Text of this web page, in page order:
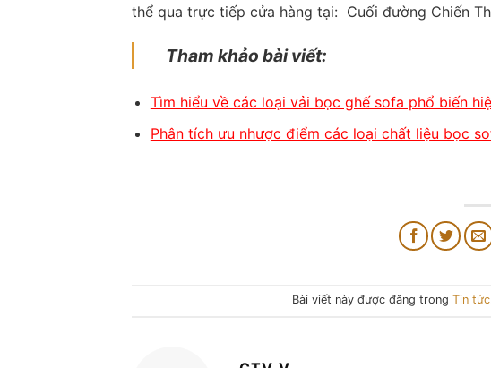
thể qua trực tiếp cửa hàng tại: Cuối đường Chiến
Tham khảo bài viết:
Tìm hiểu về các loại vải bọc ghế sofa phổ biến
Phân tích ưu nhược điểm các loại chất liệu bọc
Bài viết này được đăng trongTin tức